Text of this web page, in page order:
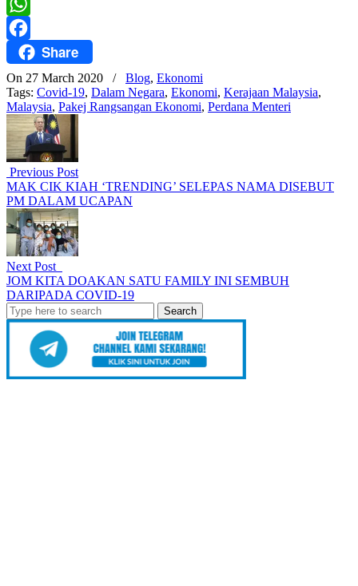
Twitter
WhatsApp
FacebookShare
On 27 March 2020 / Blog, Ekonomi
Tags: Covid-19, Dalam Negara, Ekonomi, Kerajaan Malaysia,
Malaysia, Pakej Rangsangan Ekonomi, Perdana Menteri
Previous Post
MAK CIK KIAH ‘TRENDING’ SELEPAS NAMA DISEBUT
PM DALAM UCAPAN
Next Post
JOM KITA DOAKAN SATU FAMILY INI SEMBUH
DARIPADA COVID-19
Search
for: